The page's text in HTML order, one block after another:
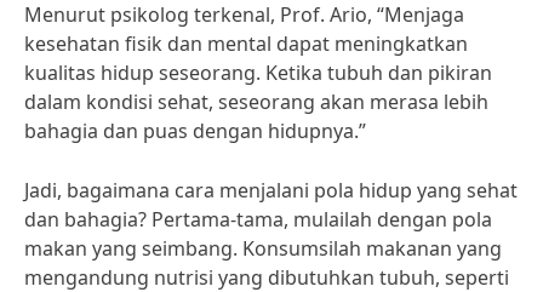
Menurut psikolog terkenal, Prof. Ario, “Menjaga
kesehatan fisik dan mental dapat meningkatkan
kualitas hidup seseorang. Ketika tubuh dan pikiran
dalam kondisi sehat, seseorang akan merasa lebih
bahagia dan puas dengan hidupnya.”
Jadi, bagaimana cara menjalani pola hidup yang sehat
dan bahagia? Pertama-tama, mulailah dengan pola
makan yang seimbang. Konsumsilah makanan yang
mengandung nutrisi yang dibutuhkan tubuh, seperti